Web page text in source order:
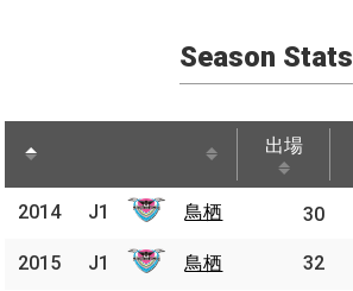
Season Stats
出場
2014 鳥栖 30
2015 鳥栖 32
2014 J1 鳥栖
2015 J1 鳥栖